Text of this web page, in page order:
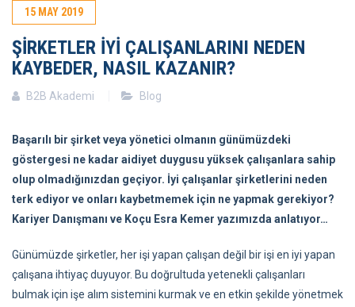
15 MAY 2019
ŞIRKETLER IYI ÇALIŞANLARINI NEDEN
KAYBEDER, NASIL KAZANIR?
B2B Akademi Blog
Başarılı bir şirket veya yönetici olmanın günümüzdeki
göstergesi ne kadar aidiyet duygusu yüksek çalışanlara sahip
olup olmadığınızdan geçiyor. İyi çalışanlar şirketlerini neden
terk ediyor ve onları kaybetmemek için ne yapmak gerekiyor?
Kariyer Danışmanı ve Koçu Esra Kemer yazımızda anlatıyor…
Günümüzde şirketler, her işi yapan çalışan değil bir işi en iyi yapan
çalışana ihtiyaç duyuyor. Bu doğrultuda yetenekli çalışanları
bulmak için işe alım sistemini kurmak ve en etkin şekilde yönetmek